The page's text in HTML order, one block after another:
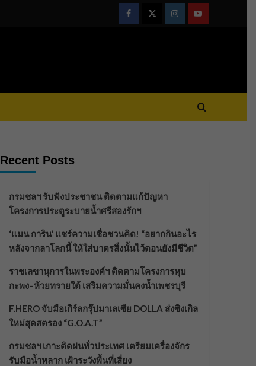
FacebookTwitterInstagramYoutube
Recent Posts
กรมชลฯ รับฟังประชาชน ติดตามแก้ปัญหา
โครงการประตูระบายน้ำศรีสองรักฯ
‘แมน การิน’ แชร์ความเชื่อชวนคิด! “อยากกินอะไร
หลังจากลาโลกนี้ ให้ใส่บาตรสิ่งนั้นไว้ตอนยังมีชีวิต”
ราชเลขานุการในพระองค์ฯ ติดตามโครงการหุบ
กะพง–ห้วยทรายใต้ เสริมความมั่นคงน้ำเพชรบุรี
F.HERO จับมือเกิร์ลกรุ๊ปมาเลเซีย DOLLA ส่งซิงเกิล
ใหม่สุดสตรอง “G.O.A.T”
กรมชลฯ เกาะติดฝนทั่วประเทศ เตรียมเครื่องจักร
รับมือน้ำหลาก เฝ้าระวังพื้นที่เสี่ยง